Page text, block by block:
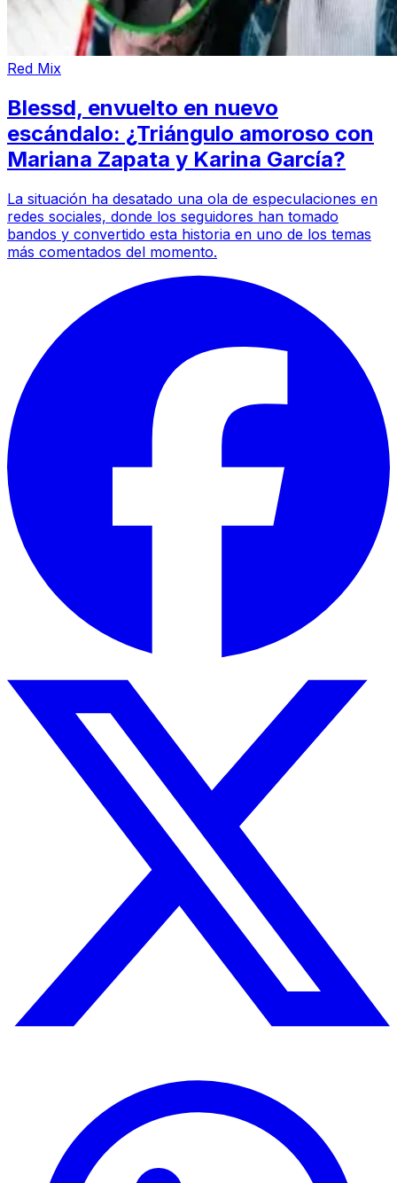
Red Mix
Blessd, envuelto en nuevo
escándalo: ¿Triángulo amoroso con
Mariana Zapata y Karina García?
La situación ha desatado una ola de especulaciones en
redes sociales, donde los seguidores han tomado
bandos y convertido esta historia en uno de los temas
más comentados del momento.